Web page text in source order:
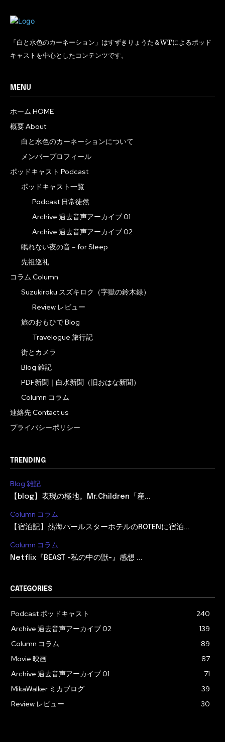
「白と水色のカーネーション」はすずきりょうた＆WTによるポッド
キャストを中心としたコンテンツです。
MENU
ホーム HOME
概要 About
白と水色のカーネーションについて
メンバープロフィール
ポッドキャスト Podcast
ポッドキャスト一覧
Podcast 日常徒然
Archive 過去音声アーカイブ 01
Archive 過去音声アーカイブ 02
眠れない夜の音 – for Sleep
先祖巡礼
コラム Column
Suzukiroku スズキロク（字獄の鈴木録）
Review レビュー
旅のおもひで Blog
Travelogue 旅行記
街とカメラ
Blog 雑記
PDF新聞｜白水新聞（旧おはな新聞）
Column コラム
連絡先 Contact us
プライバシーポリシー
TRENDING
Blog 雑記
【blog】表現の極地。Mr.Children「産...
Column コラム
【宿泊記】熱海パールスターホテルのROTENに宿泊...
Column コラム
Netflix『BEAST -私の中の獣-』感想 ...
CATEGORIES
Podcast ポッドキャスト
240
Archive 過去音声アーカイブ 02
139
Column コラム
89
Movie 映画
87
Archive 過去音声アーカイブ 01
71
MikaWalker ミカブログ
39
Review レビュー
30